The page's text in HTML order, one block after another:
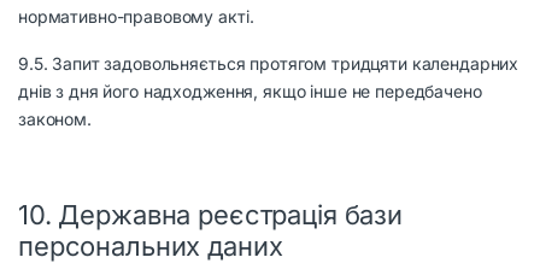
нормативно-правовому акті.
9.5. Запит задовольняється протягом тридцяти календарних
днів з дня його надходження, якщо інше не передбачено
законом.
10. Державна реєстрація бази
персональних даних